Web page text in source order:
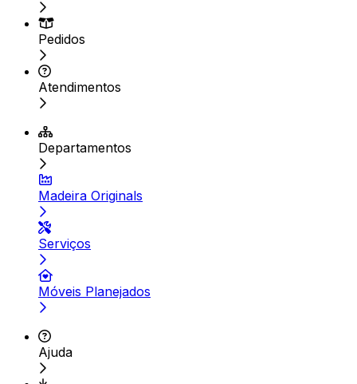
Pedidos
Atendimentos
Departamentos
Madeira Originals
Serviços
Móveis Planejados
Ajuda